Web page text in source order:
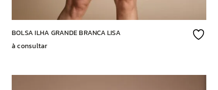
BOLSA ILHA GRANDE BRANCA LISA
à consultar